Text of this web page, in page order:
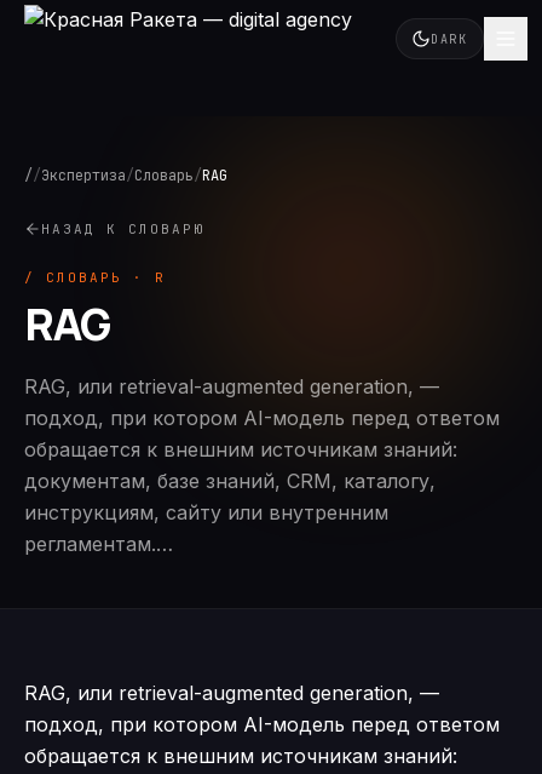
DARK
//Экспертиза/Словарь/RAG
НАЗАД К СЛОВАРЮ
/ СЛОВАРЬ · R
RAG
RAG, или retrieval-augmented generation, —
подход, при котором AI-модель перед ответом
обращается к внешним источникам знаний:
документам, базе знаний, CRM, каталогу,
инструкциям, сайту или внутренним
регламентам.…
RAG, или retrieval-augmented generation, —
подход, при котором AI-модель перед ответом
обращается к внешним источникам знаний: